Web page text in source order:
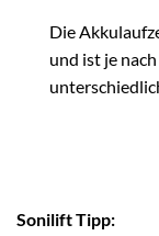
Die
und ist je
Sonilift Tipp: